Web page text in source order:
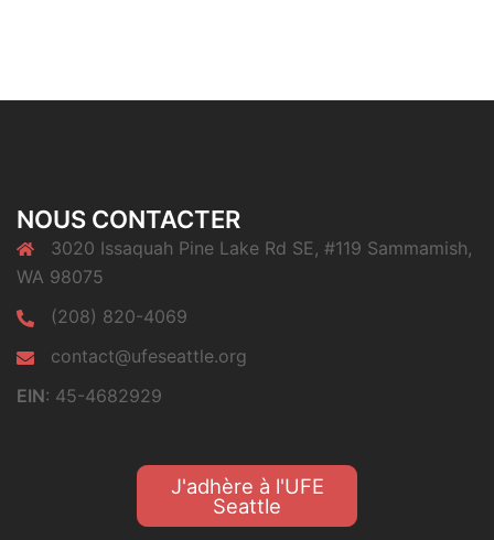
NOUS CONTACTER
3020 Issaquah Pine Lake Rd SE, #119 Sammamish,
WA 98075
(208) 820-4069
contact@ufeseattle.org
EIN: 45-4682929
J'adhère à l'UFE
Seattle